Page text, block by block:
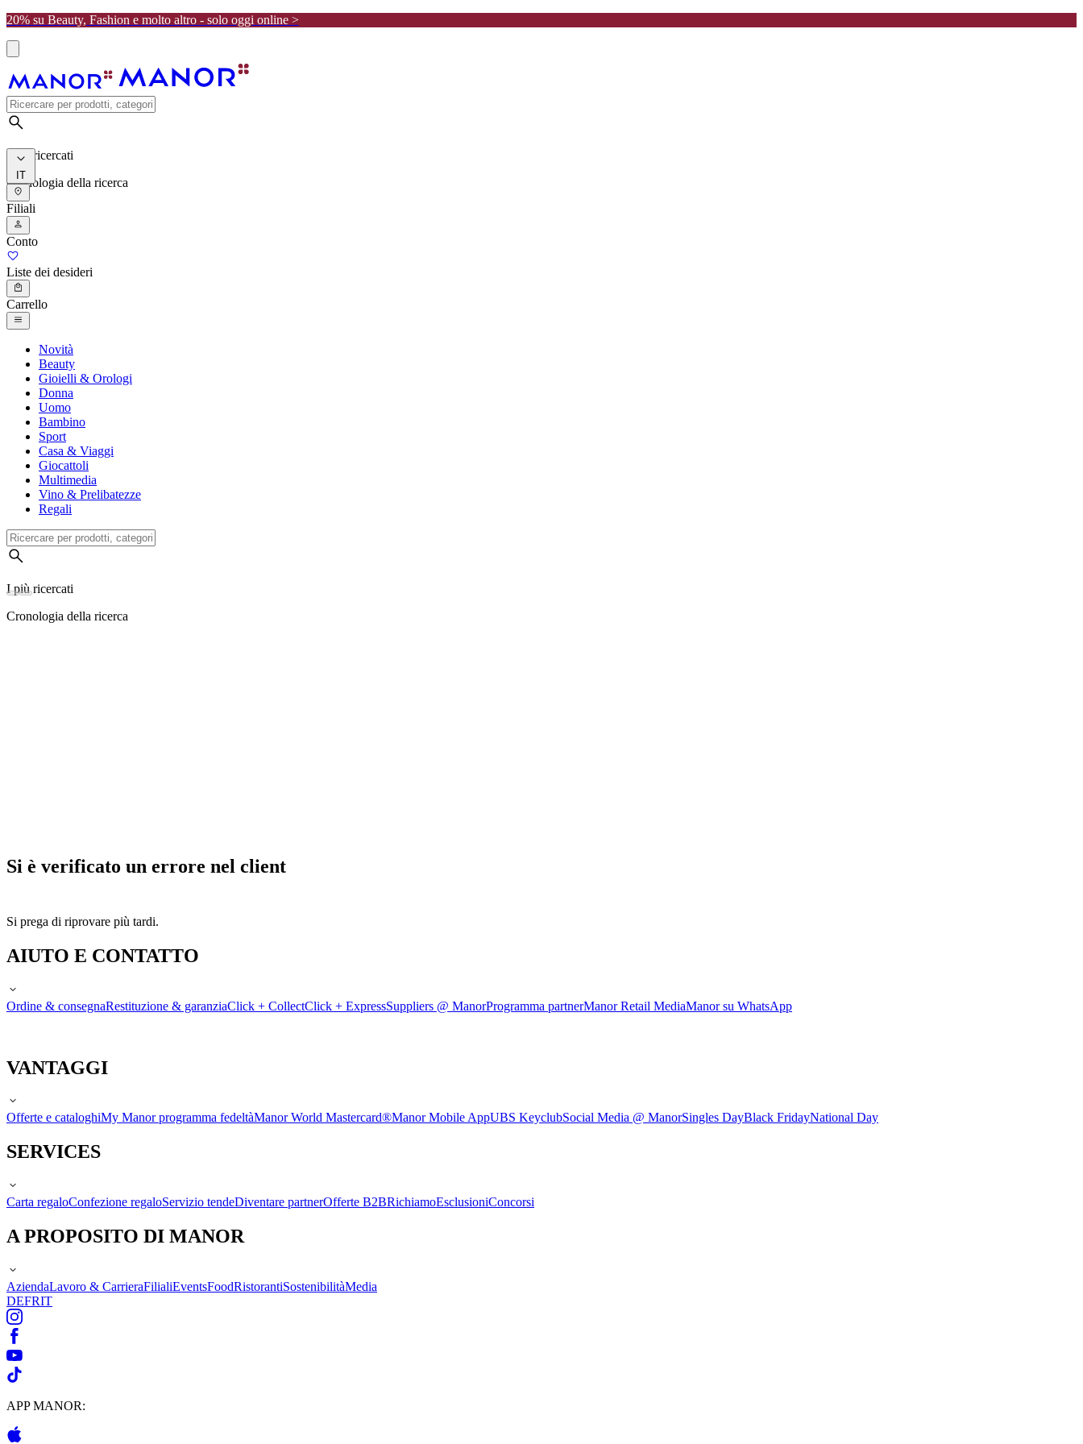
20% su Beauty, Fashion e molto altro - solo oggi online >
I più ricercati
Cronologia della ricerca
IT
Filiali
Conto
Liste dei desideri
Carrello
Novità
Beauty
Gioielli & Orologi
Donna
Uomo
Bambino
Sport
Casa & Viaggi
Giocattoli
Multimedia
Vino & Prelibatezze
Regali
I più ricercati
Cronologia della ricerca
Si è verificato un errore nel client
Si prega di riprovare più tardi.
AIUTO E CONTATTO
Ordine & consegnaRestituzione & garanziaClick + CollectClick + ExpressSuppliers @ ManorProgramma partnerManor Retail MediaManor su WhatsApp
VANTAGGI
Offerte e cataloghiMy Manor programma fedeltàManor World Mastercard®Manor Mobile AppUBS KeyclubSocial Media @ ManorSingles DayBlack FridayNational Day
SERVICES
Carta regaloConfezione regaloServizio tendeDiventare partnerOfferte B2BRichiamoEsclusioniConcorsi
A PROPOSITO DI MANOR
AziendaLavoro & CarrieraFilialiEventsFoodRistorantiSostenibilitàMedia
DEFRIT
APP MANOR: